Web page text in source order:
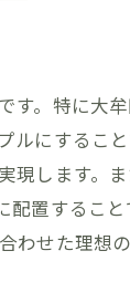
イホームで
然環境を活
む快適な住
候に合わせ
の自然資源
。特に大
にするこ
します。
置するこ
せた理想の